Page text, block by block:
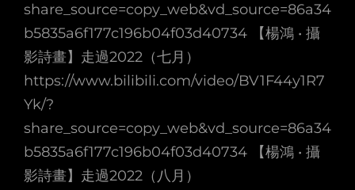
share_source=copy_web&vd_source=86a34
b5835a6f177c196b04f03d40734 【楊鴻 • 攝
影詩畫】走過2022（七月）
https://www.bilibili.com/video/BV1F44y1R7
Yk/?
share_source=copy_web&vd_source=86a34
b5835a6f177c196b04f03d40734 【楊鴻 • 攝
影詩畫】走過2022（八月）